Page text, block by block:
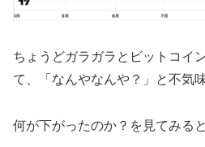
ちょうどガラガラとビットコイ
て、「なんやなんや？」と不気
何が下がったのか？を見てみる